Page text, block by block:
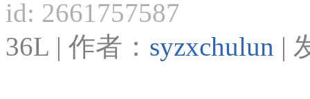
id: 2661757587
36L | 作者： syzxchulun |